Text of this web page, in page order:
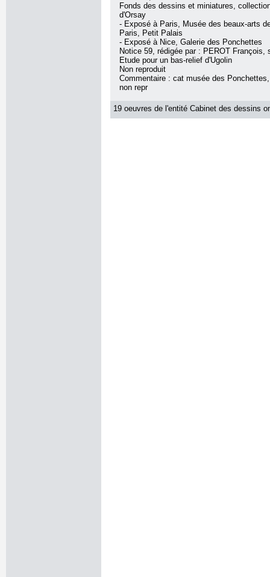
Fonds des dessins et miniatures,
d'Orsay
- Exposé à Paris, Musée des beaux-arts
Paris, Petit Palais
- Exposé à Nice, Galerie des Ponchettes
Notice 59, rédigée par : PEROT François,
Etude pour un bas-relief d'Ugolin
Non reproduit
Commentaire : cat musée des
non repr
19 oeuvres de l'entité Cabinet des dessins